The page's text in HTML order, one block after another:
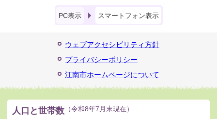
PC表示 スマートフォン表示
ウェブアクセシビリティ方針
プライバシーポリシー
江南市ホームページについて
人口と世帯数 （令和8年7月末現在）